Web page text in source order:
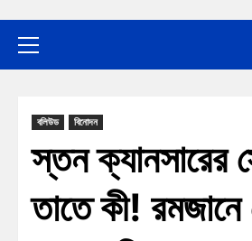
বলিউড বিনোদন
স্তন ক্যানসারের
তাতে কী!